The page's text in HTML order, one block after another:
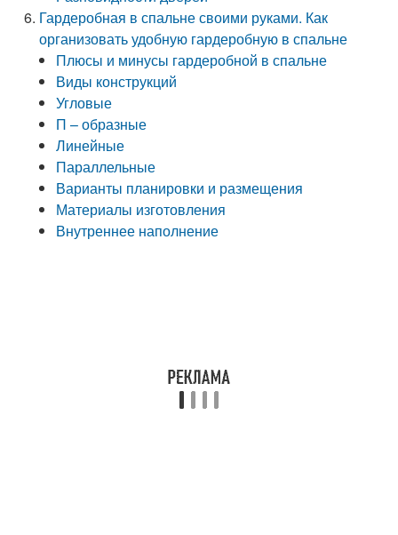
Гардеробная в спальне своими руками. Как
организовать удобную гардеробную в спальне
Плюсы и минусы гардеробной в спальне
Виды конструкций
Угловые
П – образные
Линейные
Параллельные
Варианты планировки и размещения
Материалы изготовления
Внутреннее наполнение